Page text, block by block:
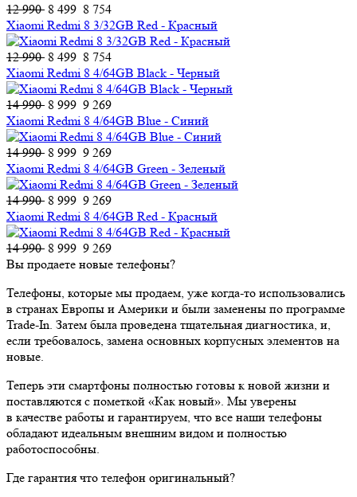
12 990 8 499 8 754
Xiaomi Redmi 8 3/32GB Red - Красный
12 990 8 499 8 754
Xiaomi Redmi 8 4/64GB Black - Черный
14 990 8 999 9 269
Xiaomi Redmi 8 4/64GB Blue - Синий
14 990 8 999 9 269
Xiaomi Redmi 8 4/64GB Green - Зеленый
14 990 8 999 9 269
Xiaomi Redmi 8 4/64GB Red - Красный
14 990 8 999 9 269
Вы продаете новые телефоны?
Телефоны, которые мы продаем, уже когда-то использовались
в странах Европы и Америки и были заменены по программе
Trade-In. Затем была проведена тщательная диагностика, и,
если требовалось, замена основных корпусных элементов на
новые.
Теперь эти смартфоны полностью готовы к новой жизни и
поставляются с пометкой «Как новый». Мы уверены
в качестве работы и гарантируем, что все наши телефоны
обладают идеальным внешним видом и полностью
работоспособны.
Где гарантия что телефон оригинальный?